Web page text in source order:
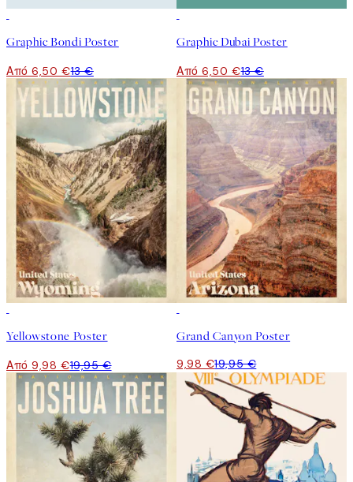
Graphic Bondi Poster
Από 6,50 €13 €
Graphic Dubai Poster
Από 6,50 €13 €
Yellowstone Poster
Από 9,98 €19,95 €
Grand Canyon Poster
9,98 €19,95 €